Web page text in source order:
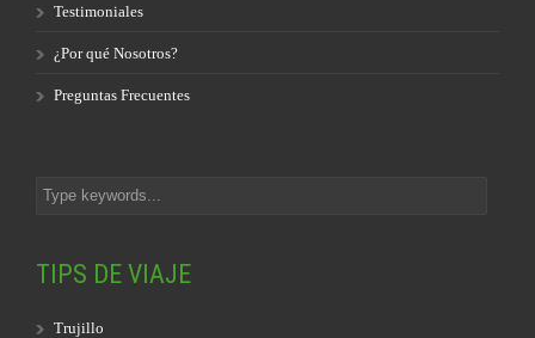
Testimoniales
¿Por qué Nosotros?
Preguntas Frecuentes
TIPS DE VIAJE
Trujillo